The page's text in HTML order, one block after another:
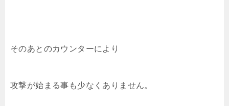
そのあとのカウンターにより
攻撃が始まる事も少なくありません。